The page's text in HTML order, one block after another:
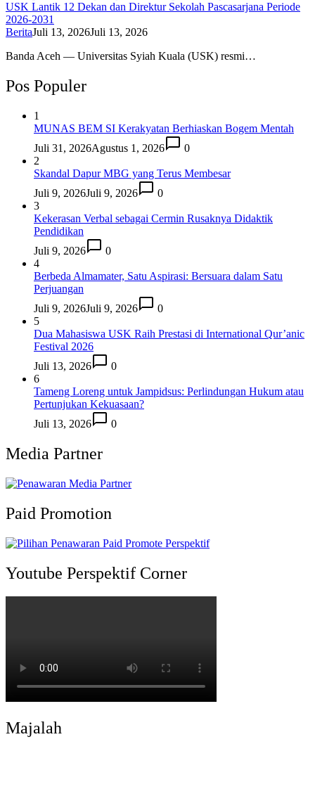
USK Lantik 12 Dekan dan Direktur Sekolah Pascasarjana Periode
2026-2031
BeritaJuli 13, 2026Juli 13, 2026
Banda Aceh — Universitas Syiah Kuala (USK) resmi…
Pos Populer
1
MUNAS BEM SI Kerakyatan Berhiaskan Bogem Mentah
Juli 31, 2026Agustus 1, 2026
0
2
Skandal Dapur MBG yang Terus Membesar
Juli 9, 2026Juli 9, 2026
0
3
Kekerasan Verbal sebagai Cermin Rusaknya Didaktik
Pendidikan
Juli 9, 2026
0
4
Berbeda Almamater, Satu Aspirasi: Bersuara dalam Satu
Perjuangan
Juli 9, 2026Juli 9, 2026
0
5
Dua Mahasiswa USK Raih Prestasi di International Qur’anic
Festival 2026
Juli 13, 2026
0
6
Tameng Loreng untuk Jampidsus: Perlindungan Hukum atau
Pertunjukan Kekuasaan?
Juli 13, 2026
0
Media Partner
Paid Promotion
Youtube Perspektif Corner
Majalah